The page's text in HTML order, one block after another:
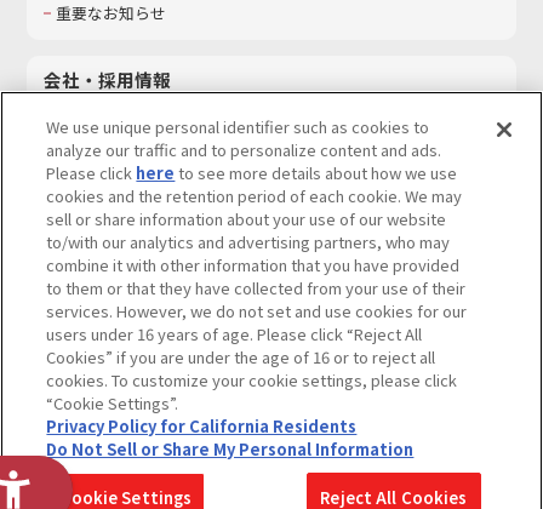
重要なお知らせ
会社・採用情報
採用情報
サステナビリティ
お問い合わせ
ウェブサイトご利用条件 ソーシャルメディアポリシー
個人情報及び特定個人情報等の取り扱いに関する保護方針
Do Not Sell or Share My Personal Information著作権・商標について
カスタマーハラスメントに対する基本的な対応方針
コピーライト一覧を表示する
We use unique personal identifier such as cookies to
analyze our traffic and to personalize content and ads.
Please click here to see more details about how we use
cookies and the retention period of each cookie. We may
sell or share information about your use of our website
to/with our analytics and advertising partners, who may
combine it with other information that you have provided
to them or that they have collected from your use of their
services. However, we do not set and use cookies for our
users under 16 years of age. Please click “Reject All
Cookies” if you are under the age of 16 or to reject all
cookies. To customize your cookie settings, please click
“Cookie Settings”.
Privacy Policy for California Residents
Do Not Sell or Share My Personal Information
Cookie Settings Reject All Cookies